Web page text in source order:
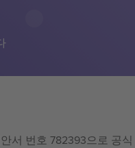
서 번호 782393으로 공식